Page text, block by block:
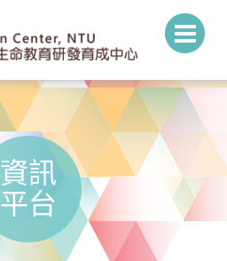
資訊
平台